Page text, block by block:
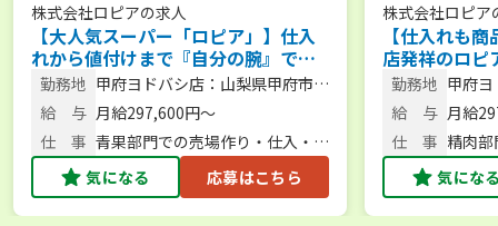
株式会社ロピアの求人
【大人気スーパー「ロピア」】仕入
れから値付けまで『自分の腕』で売
り場を動かす、青果チーフ候補＜甲
信越エリア＞
勤務地 甲府ヨドバシ店：山梨県甲府市丸
の内1-3-3
給 与 月給297,600円～
仕 事 青果部門での売場作り・仕入・販
売
気になる 応募はこちら
株式会社ロピア
【仕入れも
店発祥のロピ
肉部門チー
勤務地 甲府
の内
給 与 月給
仕 事 精肉
販売
気にな